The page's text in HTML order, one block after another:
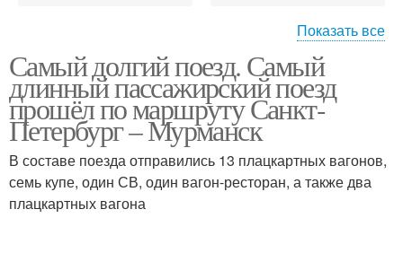
Поезд в украине Длинные поезда
Рейс на поезде Пассажирские поезда
Показать все
Самый долгий поезд. Самый
длинный пассажирский поезд
прошёл по маршруту Санкт-
Петербург – Мурманск
В составе поезда отправились 13 плацкартных вагонов,
семь купе, один СВ, один вагон-ресторан, а также два
плацкартных вагона